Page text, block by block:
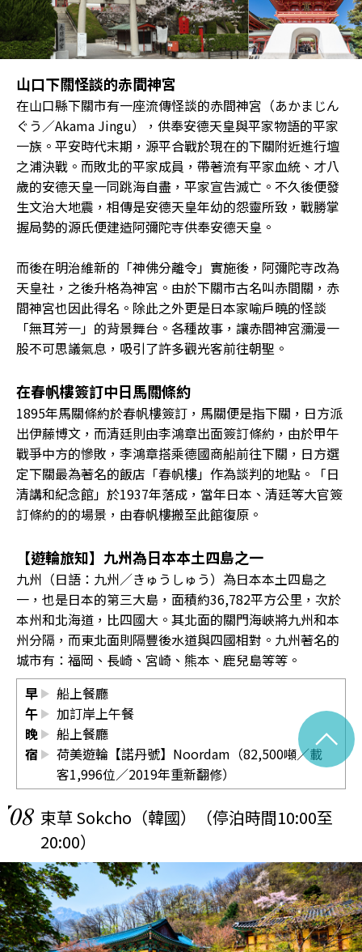
山口下關怪談的赤間神宮
在山口縣下關市有一座流傳怪談的赤間神宮（あかまじん
ぐう／Akama Jingu），供奉安德天皇與平家物語的平家
一族。平安時代末期，源平合戰於現在的下關附近進行壇
之浦決戰。而敗北的平家成員，帶著流有平家血統、才八
歲的安德天皇一同跳海自盡，平家宣告滅亡。不久後便發
生文治大地震，相傳是安德天皇年幼的怨靈所致，戰勝掌
握局勢的源氏便建造阿彌陀寺供奉安德天皇。
而後在明治維新的「神佛分離令」實施後，阿彌陀寺改為
天皇社，之後升格為神宮。由於下關市古名叫赤間關，赤
間神宮也因此得名。除此之外更是日本家喻戶曉的怪談
「無耳芳一」的背景舞台。各種故事，讓赤間神宮瀰漫一
股不可思議氣息，吸引了許多觀光客前往朝聖。
在春帆樓簽訂中日馬關條約
1895年馬關條約於春帆樓簽訂，馬關便是指下關，日方派
出伊藤博文，而清廷則由李鴻章出面簽訂條約，由於甲午
戰爭中方的慘敗，李鴻章搭乘德國商船前往下關，日方選
定下關最為著名的飯店「春帆樓」作為談判的地點。「日
清講和紀念館」於1937年落成，當年日本、清廷等大官簽
訂條約的的場景，由春帆樓搬至此館復原。
【遊輪旅知】九州為日本本土四島之一
九州（日語：九州／きゅうしゅう）為日本本土四島之
一，也是日本的第三大島，面積約36,782平方公里，次於
本州和北海道，比四國大。其北面的關門海峽將九州和本
州分隔，而東北面則隔豐後水道與四國相對。九州著名的
城市有：福岡、長崎、宮崎、熊本、鹿兒島等等。
早
船上餐廳
午
加訂岸上午餐
晚
船上餐廳
宿
荷美遊輪【諾丹號】Noordam（82,500噸／載
客1,996位／2019年重新翻修）
08 束草 Sokcho（韓國）（停泊時間10:00至
20:00）
^